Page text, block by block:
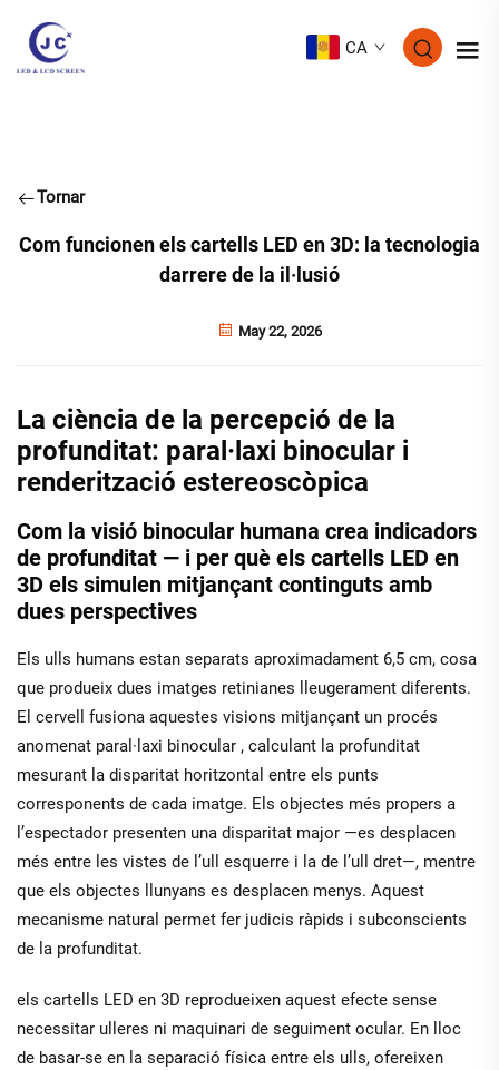
CA
Tornar
Com funcionen els cartells LED en 3D: la tecnologia
darrere de la il·lusió
May 22, 2026
La ciència de la percepció de la
profunditat: paral·laxi binocular i
renderització estereoscòpica
Com la visió binocular humana crea indicadors
de profunditat — i per què els cartells LED en
3D els simulen mitjançant continguts amb
dues perspectives
Els ulls humans estan separats aproximadament 6,5 cm, cosa
que produeix dues imatges retinianes lleugerament diferents.
El cervell fusiona aquestes visions mitjançant un procés
anomenat paral·laxi binocular , calculant la profunditat
mesurant la disparitat horitzontal entre els punts
corresponents de cada imatge. Els objectes més propers a
l’espectador presenten una disparitat major —es desplacen
més entre les vistes de l’ull esquerre i la de l’ull dret—, mentre
que els objectes llunyans es desplacen menys. Aquest
mecanisme natural permet fer judicis ràpids i subconscients
de la profunditat.
els cartells LED en 3D reprodueixen aquest efecte sense
necessitar ulleres ni maquinari de seguiment ocular. En lloc
de basar-se en la separació física entre els ulls, ofereixen